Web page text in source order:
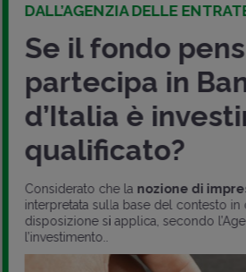
DALL’AGENZIA DELLE
Se il fondo
partecipa in
d’Italia è
qualificato?
Considerato che la nozione di
interpretata sulla base del contesto in
disposizione si applica, secondo
l’investimento..